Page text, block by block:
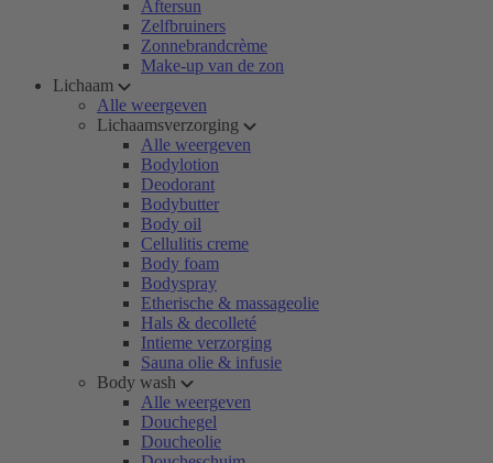
Aftersun
Zelfbruiners
Zonnebrandcrème
Make-up van de zon
Lichaam
Alle weergeven
Lichaamsverzorging
Alle weergeven
Bodylotion
Deodorant
Bodybutter
Body oil
Cellulitis creme
Body foam
Bodyspray
Etherische & massageolie
Hals & decolleté
Intieme verzorging
Sauna olie & infusie
Body wash
Alle weergeven
Douchegel
Doucheolie